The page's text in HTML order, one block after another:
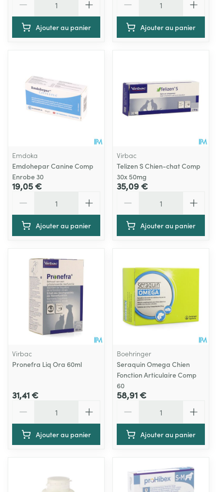
Ajouter au panier Ajouter au panier
Emdoka
Emdohepar Canine Comp
Enrobe 30
19,05 €
Ajouter au panier
Virbac
Telizen S Chien-chat Comp
30x 50mg
35,09 €
Ajouter au panier
Virbac
Pronefra Liq Ora 60ml
31,41 €
Ajouter au panier
Boehringer
Seraquin Omega Chien
Fonction Articulaire Comp
60
58,91 €
Ajouter au panier